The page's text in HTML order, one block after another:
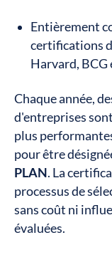
Entièrement
certifications
Harvard,
Chaque année,
d'entreprises sont
plus
pour être
PLAN. La
processus de
sans coût ni
évaluées.